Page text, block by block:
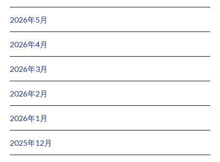
2026年5月
2026年4月
2026年3月
2026年2月
2026年1月
2025年12月